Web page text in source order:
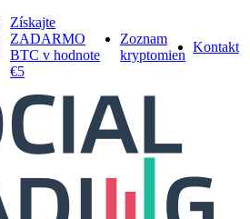
Získajte
ZADARMO
BTC v hodnote
€5
Zoznam
kryptomien
Kontakt